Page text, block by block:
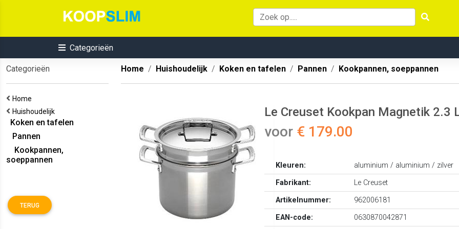
Categorieën
Categorieën
Home
Huishoudelijk
Koken en tafelen
Pannen
Kookpannen,
soeppannen
TERUG
Home Huishoudelijk Koken en tafelen Pannen Kookpannen, soeppannen
Le Creuset Kookpan Magnetik 2.3
voor € 179.00
Kleuren:
aluminium / aluminium / zilver
Fabrikant:
Le Creuset
Artikelnummer:
962006181
EAN-code:
0630870042871